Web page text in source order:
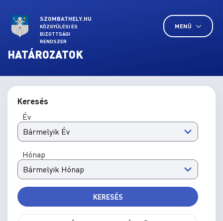
SZOMBATHELY.HU
KÖZGYŰLÉSI ÉS
BIZOTTSÁGI
RENDSZER
MENÜ
HATÁROZATOK
Keresés
Év
Hónap
KERESÉS